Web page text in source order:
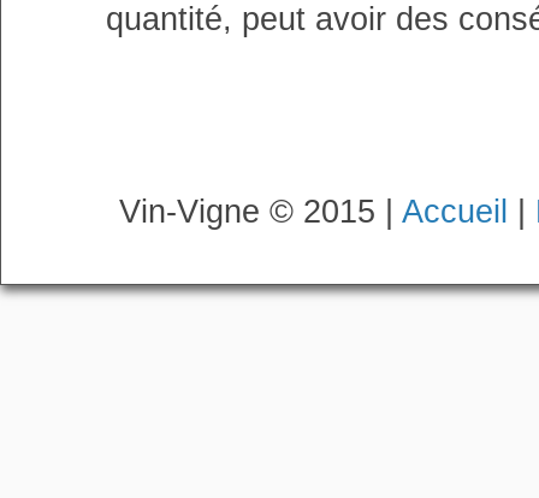
quantité, peut avoir des
Vin-Vigne © 2015 | Accueil